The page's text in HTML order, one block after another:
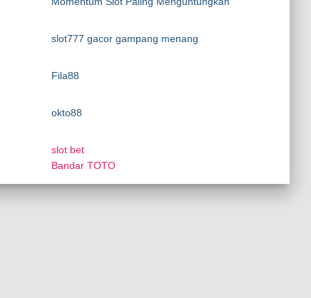
slot777 gacor gampang menang
Fila88
okto88
slot bet
Bandar TOTO